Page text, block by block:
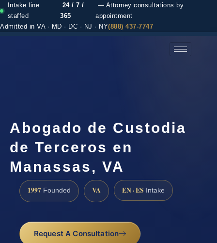
Intake line
staffed
24 / 7 /
365
— Attorney consultations by
appointment
Admitted in VA · MD · DC · NJ · NY(888) 437-7747
Abogado de Custodia
de Terceros en
Manassas, VA
1997 Founded VA EN · ES Intake
Request A Consultation